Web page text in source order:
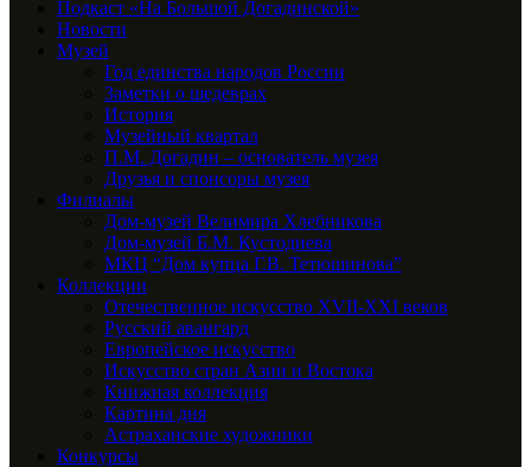
Подкаст «На Большой Догадинской»
Новости
Музей
Год единства народов России
Заметки о шедеврах
История
Музейный квартал
П.М. Догадин – основатель музея
Друзья и спонсоры музея
Филиалы
Дом-музей Велимира Хлебникова
Дом-музей Б.М. Кустодиева
МКЦ “Дом купца Г.В. Тетюшинова”
Коллекции
Отечественное искусство XVII-XXI веков
Русский авангард
Европейское искусство
Искусство стран Азии и Востока
Книжная коллекция
Картина дня
Астраханские художники
Конкурсы